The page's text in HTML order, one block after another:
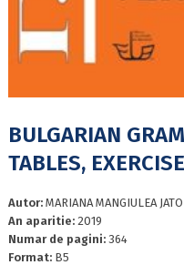
BULGARIAN
TABLES,
Autor: MARIANA MANGIULEA
An aparitie: 2019
Numar de pagini: 364
Format: B5